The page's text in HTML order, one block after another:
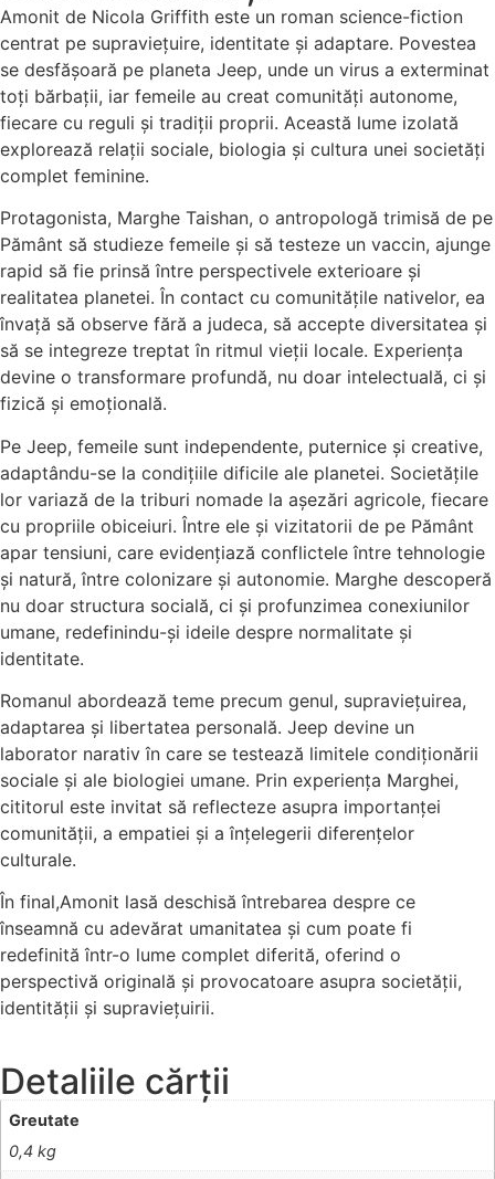
Amonit de Nicola Griffith este un roman science-fiction
centrat pe supraviețuire, identitate și adaptare. Povestea
se desfășoară pe planeta Jeep, unde un virus a exterminat
toți bărbații, iar femeile au creat comunități autonome,
fiecare cu reguli și tradiții proprii. Această lume izolată
explorează relații sociale, biologia și cultura unei societăți
complet feminine.
Protagonista, Marghe Taishan, o antropologă trimisă de pe
Pământ să studieze femeile și să testeze un vaccin, ajunge
rapid să fie prinsă între perspectivele exterioare și
realitatea planetei. În contact cu comunitățile nativelor, ea
învață să observe fără a judeca, să accepte diversitatea și
să se integreze treptat în ritmul vieții locale. Experiența
devine o transformare profundă, nu doar intelectuală, ci și
fizică și emoțională.
Pe Jeep, femeile sunt independente, puternice și creative,
adaptându-se la condițiile dificile ale planetei. Societățile
lor variază de la triburi nomade la așezări agricole, fiecare
cu propriile obiceiuri. Între ele și vizitatorii de pe Pământ
apar tensiuni, care evidențiază conflictele între tehnologie
și natură, între colonizare și autonomie. Marghe descoperă
nu doar structura socială, ci și profunzimea conexiunilor
umane, redefinindu-și ideile despre normalitate și
identitate.
Romanul abordează teme precum genul, supraviețuirea,
adaptarea și libertatea personală. Jeep devine un
laborator narativ în care se testează limitele condiționării
sociale și ale biologiei umane. Prin experiența Marghei,
cititorul este invitat să reflecteze asupra importanței
comunității, a empatiei și a înțelegerii diferențelor
culturale.
În final,Amonit lasă deschisă întrebarea despre ce
înseamnă cu adevărat umanitatea și cum poate fi
redefinită într-o lume complet diferită, oferind o
perspectivă originală și provocatoare asupra societății,
identității și supraviețuirii.
Detaliile cărții
Greutate
0,4 kg